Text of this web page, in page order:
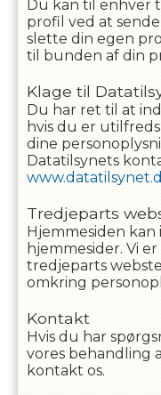
Du kan til enhver
profil ved at
slette din egen
til bunden af din
Klage til
Du har ret til at
hvis du er
dine
Datatilsynets
Tredjeparts
Hjemmesiden
hjemmesider. Vi
tredjeparts
omkring
Kontakt
Hvis du har
vores behandling
kontakt os.